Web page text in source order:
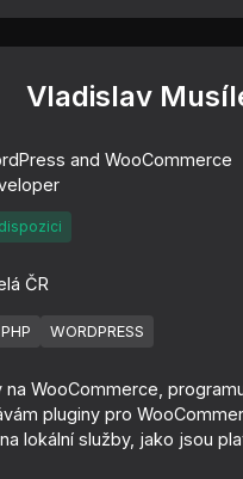
Vladislav
and WooCommerce
ČR
PHP WORDPRESS
WooCommerce,
pluginy pro
lokální služby, jako jsou